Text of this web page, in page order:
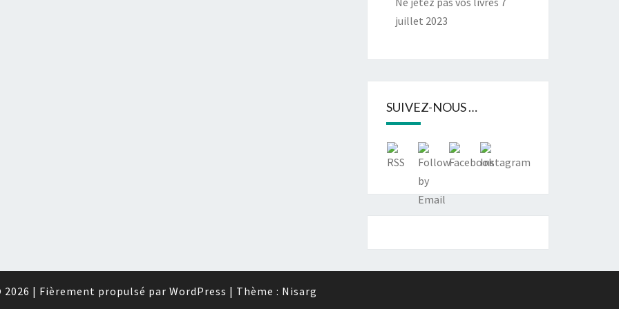
juillet 2023
SUIVEZ-NOUS …
2026 | Fièrement propulsé par WordPress | Thème : Nisarg